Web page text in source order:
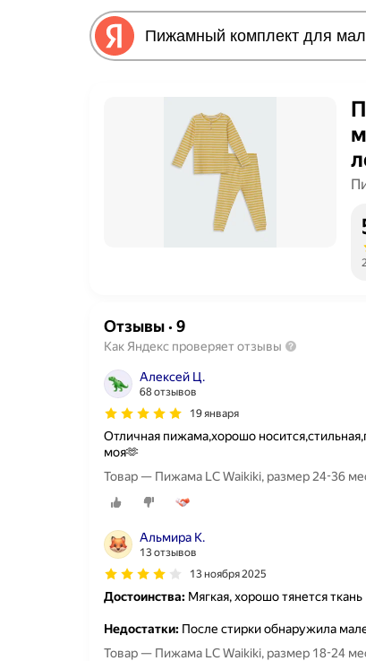
Отзывы· 9
Как Яндекс проверяет отзывы
Алексей Ц.
68 отзывов
19 января
Отличная пижама,хорошо
моя🫶
Товар — Пижама LC Waikiki, размер 24-36
Альмира К.
13 отзывов
13 ноября 2025
Достоинства: Мягкая, хорошо тянется ткань
Недостатки: После стирки обнаружила
Товар — Пижама LC Waikiki, размер 18-24